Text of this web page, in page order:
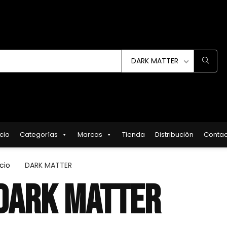
DARK MATTER
Categorías Marcas Tienda Distribución
DARK MATTER
MATTER